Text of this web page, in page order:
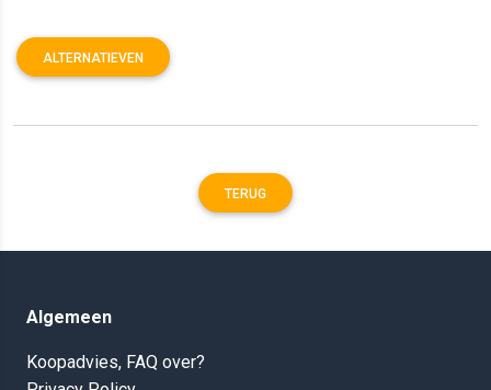
ALTERNATIEVEN
TERUG
Algemeen
Koopadvies, FAQ over?